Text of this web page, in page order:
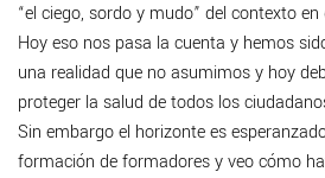
“el ciego, sordo y mudo” del contexto
Hoy eso nos pasa la cuenta y hemos
una realidad que no asumimos y hoy
proteger la salud de todos los
Sin embargo el horizonte es
formación de formadores y veo cómo